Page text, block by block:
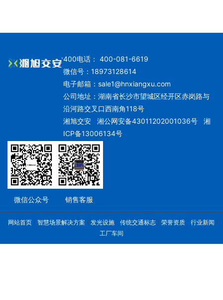
400电话： 400-081-6619
微信号：18973128614
电子邮箱： sale1@hnxiangxu.com
公司地址：湖南省长沙市望城区经开区赤岗路与
沿河路交叉口西南角118号
湘旭交安湘公网安备43011202001036号
湘
ICP备13006134号
微信公众号 销售客服
网站首页 智慧场景解决方案 发光设施 传统交通标志 荣誉资质
行业新闻
工厂车间